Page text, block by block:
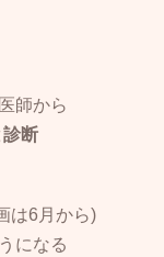
師から
断
は6月から)
になる